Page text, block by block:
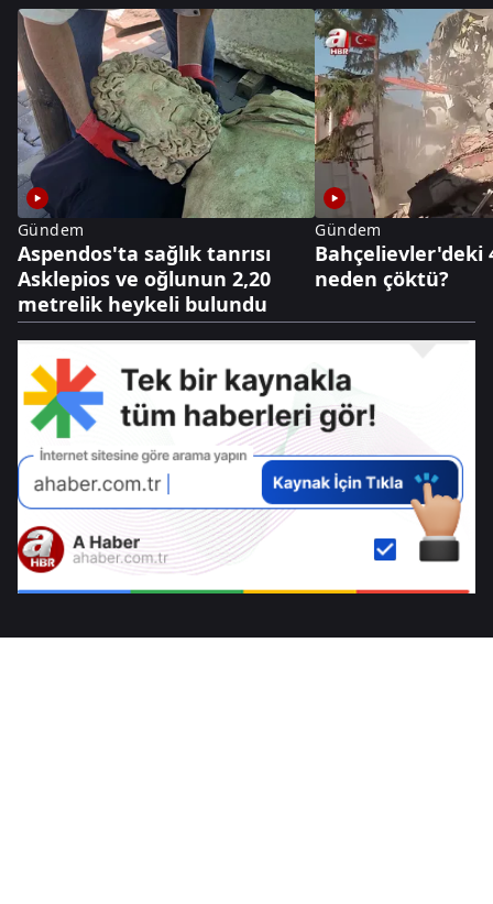
Gündem
Aspendos'ta sağlık tanrısı
Asklepios ve oğlunun 2,20
metrelik heykeli bulundu
Gündem
Bahçelievler'deki
neden çöktü?